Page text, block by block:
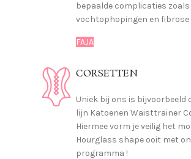
bepaalde complicaties zoals
vochtophopingen en fibrose
FAJA
CORSETTEN
Uniek bij ons is bijvoorbeeld
lijn Katoenen Waisttrainer
Hiermee vorm je veilig het
Hourglass shape ooit met
programma !